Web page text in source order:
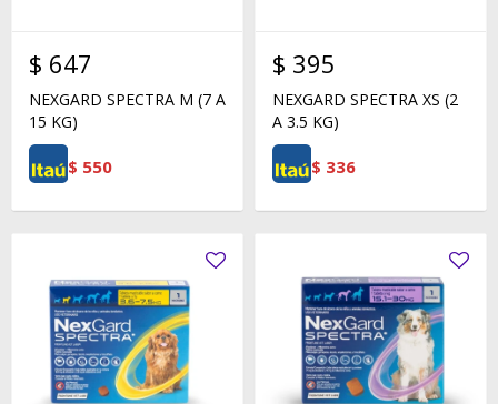
$ 647
NEXGARD SPECTRA M (7 A
15 KG)
$ 550
$ 395
NEXGARD SPECTRA XS (2
A 3.5 KG)
$ 336